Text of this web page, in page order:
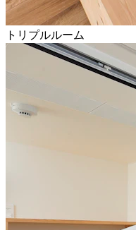
トリプルルーム